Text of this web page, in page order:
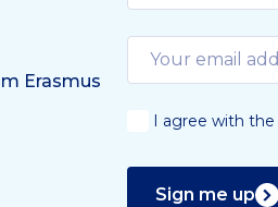
Erasmus
I agree with the
Sign me up